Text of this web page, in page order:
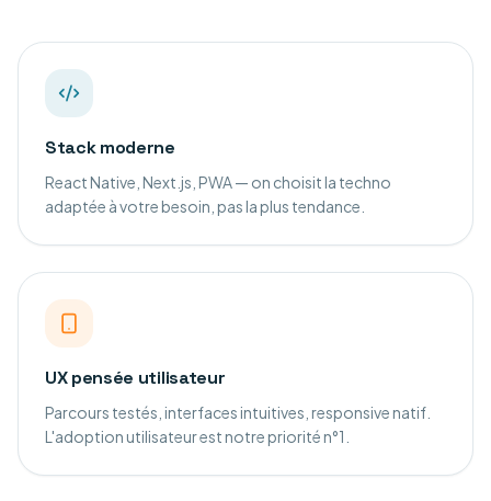
Stack moderne
React Native, Next.js, PWA — on choisit la techno
adaptée à votre besoin, pas la plus tendance.
UX pensée utilisateur
Parcours testés, interfaces intuitives, responsive natif.
L'adoption utilisateur est notre priorité n°1.